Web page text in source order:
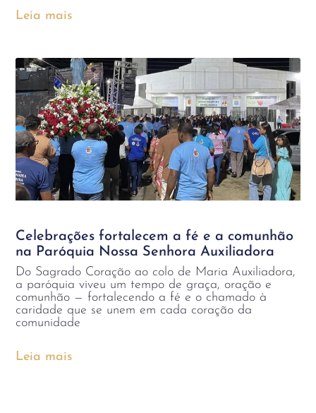
Leia mais
Celebrações fortalecem a fé e a comunhão
na Paróquia Nossa Senhora Auxiliadora
Do Sagrado Coração ao colo de Maria Auxiliadora,
a paróquia viveu um tempo de graça, oração e
comunhão — fortalecendo a fé e o chamado à
caridade que se unem em cada coração da
comunidade
Leia mais